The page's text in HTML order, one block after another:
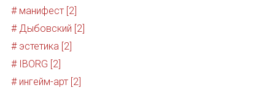
# манифест [2]
# Дыбовский [2]
# эстетика [2]
# IBORG [2]
# ингейм-арт [2]